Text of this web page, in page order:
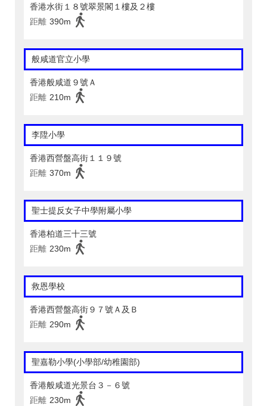
香港水街１８號翠景閣１樓及２樓
距離 390m
般咸道官立小學
香港般咸道９號Ａ
距離 210m
李陞小學
香港西營盤高街１１９號
距離 370m
聖士提反女子中學附屬小學
香港柏道三十三號
距離 230m
救恩學校
香港西營盤高街９７號Ａ及Ｂ
距離 290m
聖嘉勒小學(小學部/幼稚園部)
香港般咸道光景台３－６號
距離 230m